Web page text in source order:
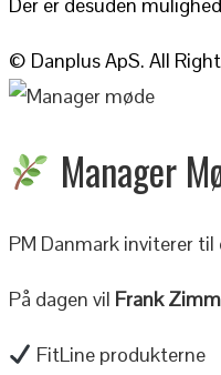
Der er desuden
© Danplus ApS. All
Manager
PM Danmark inviterer til
På dagen vil Frank
FitLine produkterne